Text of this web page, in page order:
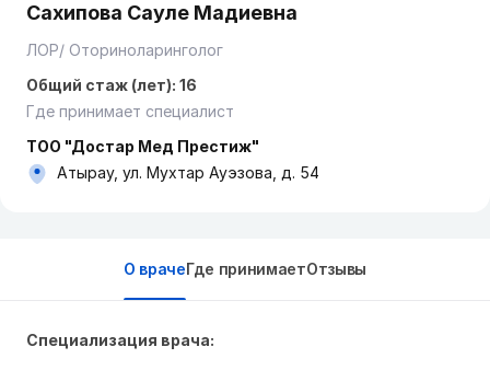
Сахипова Сауле Мадиевна
ЛОР/ Оториноларинголог
Общий стаж (лет): 16
Где принимает специалист
ТОО "Достар Мед Престиж"
Атырау, ул. Мухтар Ауэзова, д. 54
О врачеГде принимаетОтзывы
Специализация врача: